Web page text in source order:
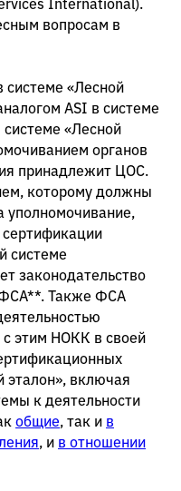
International).
вопросам в
системе «Лесной
ASI в системе
«Лесной
органов
принадлежит ЦОС.
которому должны
уполномочивание,
сертификации
системе
законодательство
Также ФСА
этим НОКК в своей
эталон», включая
к деятельности
общие, так и в
, и в отношении